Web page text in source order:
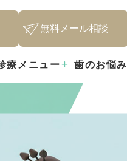
無料メール相談
療メニュー 歯のお悩み